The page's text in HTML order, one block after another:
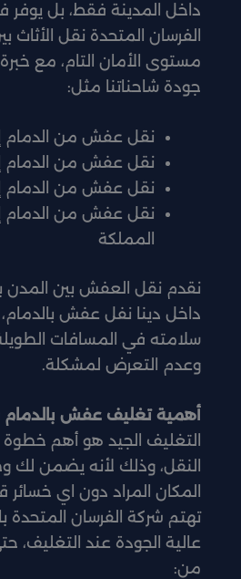
داخل المدينة فقط، بل يوفر
الفرسان المتحدة نقل
مستوى الأمان التام، مع
جودة شاحناتنا مثل:
نقل عفش من الدمام
نقل عفش من الدمام
نقل عفش من الدمام
نقل عفش من الدمام
المملكة
نقدم نقل العفش بين المدن
داخل دينا نفل عفش
سلامته في المسافات
وعدم التعرض لمشكلة.
أهمية تغليف عفش بالدمام
التغليف الجيد هو أهم
النقل، وذلك لأنه يضمن
المكان المراد دون اي خسائر
تهتم شركة الفرسان المتحدة
عالية الجودة عند التغليف،
من: